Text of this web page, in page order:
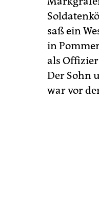
saß ein
in
als
Der Sohn
war vor